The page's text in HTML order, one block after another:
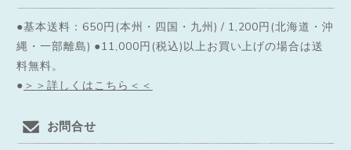
●基本送料：650円(本州・四国・九州) / 1,200円(北海道・沖
縄・一部離島) ●11,000円(税込)以上お買い上げの場合は送
料無料。
● ＞＞詳しくはこちら＜＜
お問合せ